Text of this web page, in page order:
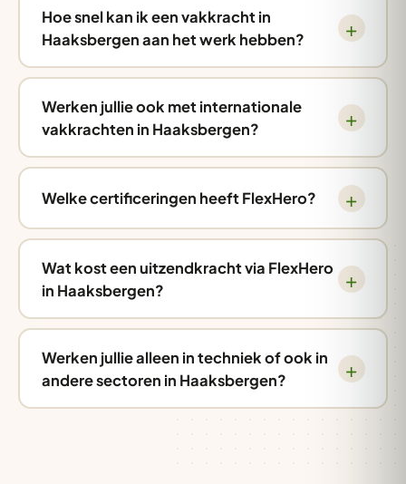
Hoe snel kan ik een vakkracht in
Haaksbergen aan het werk hebben?
Werken jullie ook met internationale
vakkrachten in Haaksbergen?
Welke certificeringen heeft FlexHero?
Wat kost een uitzendkracht via FlexHero
in Haaksbergen?
Werken jullie alleen in techniek of ook in
andere sectoren in Haaksbergen?